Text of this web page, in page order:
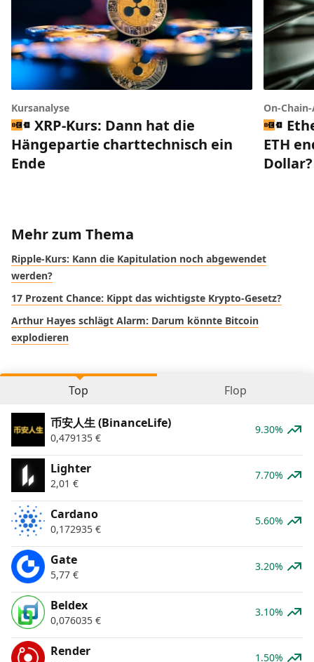
Kursanalyse
XRP-Kurs: Dann hat die
Hängepartie charttechnisch ein
Ende
On-
ETH
Dollar?
Mehr zum Thema
Ripple-Kurs: Kann die Kapitulation noch abgewendet
werden?
17 Prozent Chance: Kippt das wichtigste Krypto-Gesetz?
Arthur Hayes schlägt Alarm: Darum könnte Bitcoin
explodieren
Top Flop
币安人生 (BinanceLife)
0,479135 €
9.30%
Lighter
2,01 €
7.70%
Cardano
0,172935 €
5.60%
Gate
5,77 €
3.20%
Beldex
0,076035 €
3.10%
Render 1.50%